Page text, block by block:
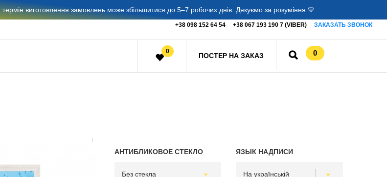
виготовлення замовлень може збільшитися до 5–7 робочих днів. Дякуємо за розуміння 💛
+38 098 152 64 54 +38 067 193 190 7 (VIBER) ЗАКАЗАТЬ ЗВОНОК
0
ПОСТЕР НА ЗАКАЗ 0
АНТИБЛИКОВОЕ СТЕКЛО ЯЗЫК НАДПИСИ